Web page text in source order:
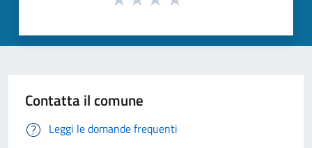
Contatta il comune
Leggi le domande frequenti